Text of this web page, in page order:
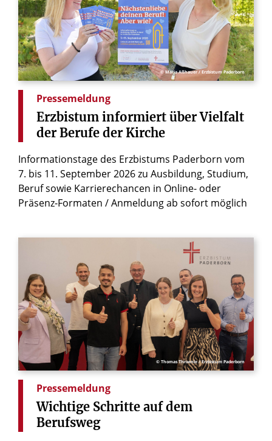
© Maria Aßhauer / Erzbistum Paderborn
Pressemeldung
Erzbistum informiert über Vielfalt
der Berufe der Kirche
Informationstage des Erzbistums Paderborn vom
7. bis 11. September 2026 zu Ausbildung, Studium,
Beruf sowie Karrierechancen in Online- oder
Präsenz-Formaten / Anmeldung ab sofort möglich
© Thomas Throenle / Erzbistum Paderborn
Pressemeldung
Wichtige Schritte auf dem
Berufsweg